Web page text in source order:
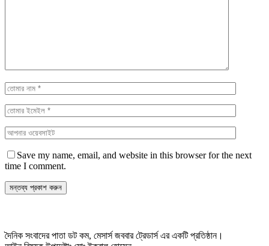
Save my name, email, and website in this browser for the next
time I comment.
দৈনিক সংবাদের পাতা ডট কম, মেসার্স জববার ট্রেডার্স এর একটি প্রতিষ্ঠান।